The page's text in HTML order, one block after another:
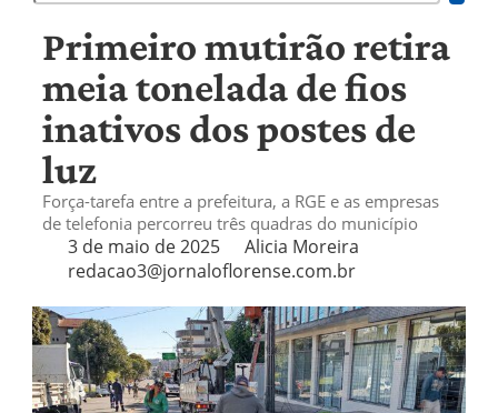
Primeiro mutirão retira
meia tonelada de fios
inativos dos postes de
luz
Força-tarefa entre a prefeitura, a RGE e as empresas
de telefonia percorreu três quadras do município
3 de maio de 2025
Alicia Moreira
redacao3@jornaloflorense.com.br